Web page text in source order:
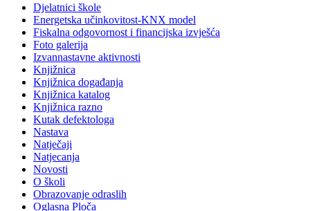
Djelatnici škole
Energetska učinkovitost-KNX model
Fiskalna odgovornost i financijska izvješća
Foto galerija
Izvannastavne aktivnosti
Knjižnica
Knjižnica događanja
Knjižnica katalog
Knjižnica razno
Kutak defektologa
Nastava
Natječaji
Natjecanja
Novosti
O školi
Obrazovanje odraslih
Oglasna Ploča